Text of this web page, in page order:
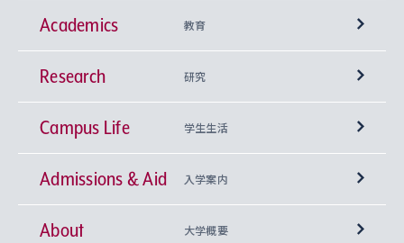
Academics 教育
学部
神学部
文学部
総合人間科学部
興味から学科を探す
上智大学の全学共通教育
基盤教育センター
上智大学の語学教育
Research 研究
研究所 等
キリスト教文化研究所
中世思想研究所
Sophia Open Research Weeks (SORW)
産官学連携
Campus Life 学生生活
学期区分と授業時間割
課外活動
Admissions & Aid 入学案内
上智大学で取得できる学位
About 大学概要